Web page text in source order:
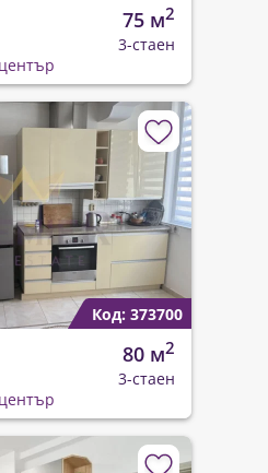
75 м2
3-стаен
Код: 373700
80 м2
3-стаен